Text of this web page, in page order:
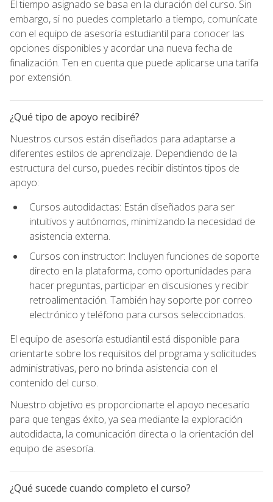
El tiempo asignado se basa en la duración del curso. Sin
embargo, si no puedes completarlo a tiempo, comunícate
con el equipo de asesoría estudiantil para conocer las
opciones disponibles y acordar una nueva fecha de
finalización. Ten en cuenta que puede aplicarse una tarifa
por extensión.
¿Qué tipo de apoyo recibiré?
Nuestros cursos están diseñados para adaptarse a
diferentes estilos de aprendizaje. Dependiendo de la
estructura del curso, puedes recibir distintos tipos de
apoyo:
Cursos autodidactas: Están diseñados para ser
intuitivos y autónomos, minimizando la necesidad de
asistencia externa.
Cursos con instructor: Incluyen funciones de soporte
directo en la plataforma, como oportunidades para
hacer preguntas, participar en discusiones y recibir
retroalimentación. También hay soporte por correo
electrónico y teléfono para cursos seleccionados.
El equipo de asesoría estudiantil está disponible para
orientarte sobre los requisitos del programa y solicitudes
administrativas, pero no brinda asistencia con el
contenido del curso.
Nuestro objetivo es proporcionarte el apoyo necesario
para que tengas éxito, ya sea mediante la exploración
autodidacta, la comunicación directa o la orientación del
equipo de asesoría.
¿Qué sucede cuando completo el curso?